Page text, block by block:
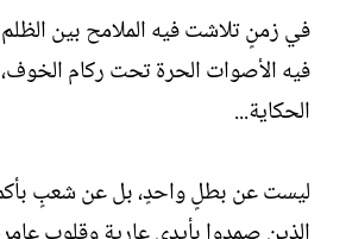
ب
ا
ل
إ
ء
في زمنٍ تلاشت فيه الملامح بين
فيه الأصوات الحرة تحت ركام
الحكاية...
ليست عن بطلٍ واحدٍ، بل عن شعبٍ